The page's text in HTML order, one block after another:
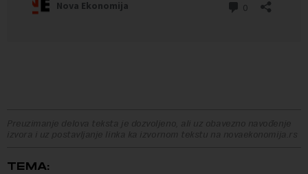
Preuzimanje delova teksta je dozvoljeno, ali uz obavezno navođenje
izvora i uz postavljanje linka ka izvornom tekstu na novaekonomija.rs
TEMA: